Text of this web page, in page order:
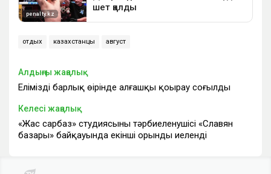
отдых казахстанцы август
Алдыңғы жаңалық
Еліміздің барлық өңірінде алғашқы қоңырау соғылды
Келесі жаңалық
«Жас сарбаз» студиясының тәрбиеленушісі «Славян
базары» байқауында екінші орынды иеленді